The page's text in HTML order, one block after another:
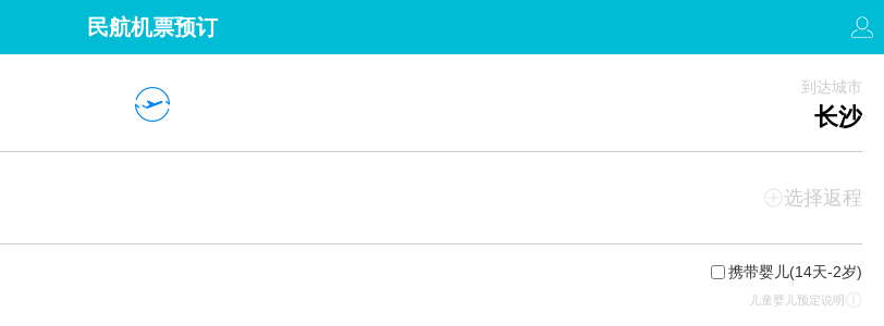
民航机票预订
到达城市
长沙
选择返程
携带婴儿(14天-2岁)
儿童婴儿预定说明